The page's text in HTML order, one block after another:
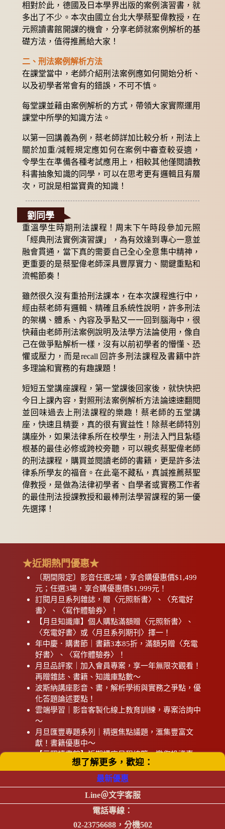
相對於此，德國及日本學界出版的案例演習書，就
多出了不少。本次由國立台北大學蔡聖偉教授，在
元照讀書館開課的機會，分享老師就案例解析的基
礎方法，值得推薦給大家！
二、刑法案例解析方法
在課堂當中，老師介紹刑法案例應如何開始分析、
以及初學者常會有的錯誤，不可不慎。
每堂課並藉由案例解析的方式，帶領大家實際運用
課堂中所學的知識方法。
以第一回講義為例，蔡老師詳加比較分析，刑法上
關於加重/減輕規定應如何在案例中審查較妥適，
令學生在準備各種考試應用上，相較其他僅閱讀教
科書抽象知識的同學，可以在思考更有邏輯且有層
次，可說是相當寶貴的知識！
劉同學
重溫學生時期刑法課程！周末下午時段參加元照
「經典刑法實例演習課」，為有效達到專心一意並
融會貫通，當下真的需要自己全心全意集中精神，
更重要的是蔡聖偉老師深具豐厚實力、關鍵重點和
流𣈱節奏！
雖然很久沒有重拾刑法課本，在本次課程進行中，
經由蔡老師有邏輯、精確且系統性說明，許多刑法
的架構、體系、內容及爭點又一一回到腦海中，很
快藉由老師刑法案例說明及法學方法論使用，像自
己在做爭點解析一樣，沒有以前初學者的懵懂、恐
懼或壓力，而是recall 回許多刑法課程及書籍中許
多理論和實務的有趣課題！
短短五堂講座課程，第一堂課後回家後，就快快把
今日上課內容，對照刑法案例解析方法論速速翻閱
並回味過去上刑法課程的樂趣！蔡老師的五堂講
座，快速且精要，真的很有實益性！除蔡老師特別
講座外，如果法律系所在校學生，刑法入門且紮穩
根基的最佳必修或跨校旁聽，可以親炙蔡聖偉老師
的刑法課程，購買並閱讀老師的書籍，更是許多法
律系所學友的福音。在此毫不藏私，真誠推薦蔡聖
偉教授，是做為法律初學者、自學者或實務工作者
的最佳刑法授課教授和最棒刑法學習課程的第一優
先選擇！
★近期熱門優惠★
〔期間限定〕影音任選2場，享合購優惠價$1,499
元；任選3場，享合購優惠價$1,999元！
訂閱月旦系列雜誌，贈〈元照新書〉、〈充電好
書〉、〈寫作體驗券〉！
【月旦知識庫】個人購點滿額贈〈元照新書〉、
〈充電好書〉或〈月旦系列期刊〉擇一！
年中慶．購書節｜書籍3本85折，滿額另贈〈充電
好書〉、〈寫作體驗券〉！
月旦品評家｜加入會員專案，享一年無限次觀看！
再贈雜誌、書籍、知識庫點數～
波斯納講座影音、書，解析學術與實務之爭點，優
化答題論述要點！
雲端學習｜影音客製化線上教育訓練，專案洽詢中
～
月旦匯豐專題系列｜精選焦點議題，滙集豐富文
獻！書籍優惠中～
【元照讀書館】近期講座日程總覽，邀您投資專
業，贏得未來～
+886-2-23756688
傳真：+886-2-23318496客服信箱
臺北市館前路28 號 7 樓 元照出版有限公司 統編：
想了解更多，歡迎：
最新優惠
Line＠文字客服
電話專線：
02-23756688，分機502